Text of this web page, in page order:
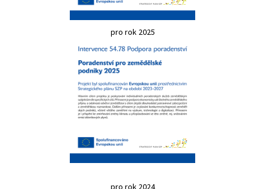
pro rok 2025
pro rok 2024